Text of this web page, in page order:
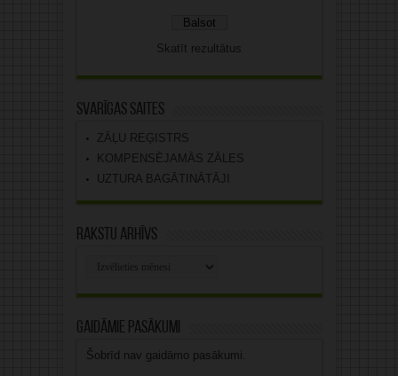
Skatīt rezultātus
Svarīgas saites
ZĀĻU REĢISTRS
KOMPENSĒJAMĀS ZĀLES
UZTURA BAGĀTINĀTĀJI
Rakstu arhīvs
Gaidāmie pasākumi
Šobrīd nav gaidāmo pasākumi.